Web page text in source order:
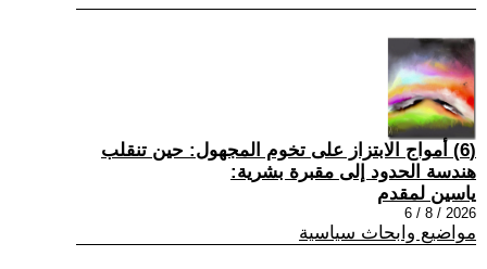
(6) أمواج الابتزاز على تخوم المجهول: حين تنقلب
هندسة الحدود إلى مقبرة بشرية:
ياسين لمقدم
2026 / 8 / 6
مواضيع وابحاث سياسية